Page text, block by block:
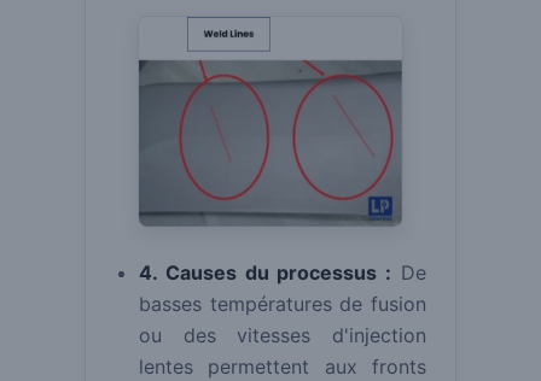
4. Causes du processus : De
basses températures de fusion
ou des vitesses d'injection
lentes permettent aux fronts